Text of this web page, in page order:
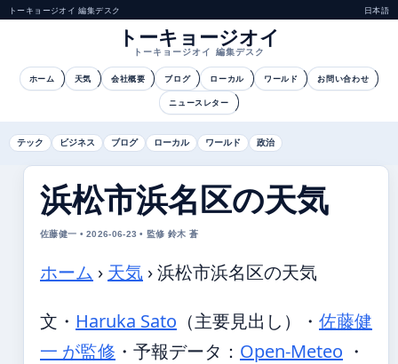
トーキョージオイ 編集デスク 日本語
トーキョージオイ
トーキョージオイ 編集デスク
ホーム 天気 会社概要 ブログ ローカル ワールド お問い合わせ
ニュースレター
テック ビジネス ブログ ローカル ワールド 政治
浜松市浜名区の天気
佐藤健一 • 2026-06-23 • 監修 鈴木 蒼
ホーム › 天気 ›浜松市浜名区の天気
文・ Haruka Sato （主要見出し） ・ 佐藤健
一 が監修 ・ 予報データ： Open-Meteo ・